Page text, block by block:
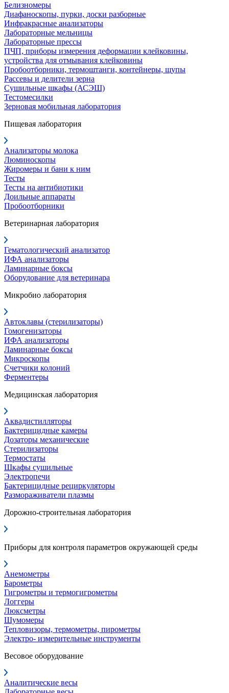
Белизномеры
Диафаноскопы, пурки, доски разборные
Инфракрасные анализаторы
Лабораторные мельницы
Лабораторные прессы
ПЧП, приборы измерения деформации клейковины,
устройства для отмывания клейковины
Пробоотборники, термоштанги, контейнеры, щупы
Рассевы и делители зерна
Сушильные шкафы (АСЭШ)
Тестомесилки
Зерновая мобильная лаборатория
Пищевая лаборатория
Анализаторы молока
Люминоскопы
Жиромеры и бани к ним
Тесты
Тесты на антибиотики
Доильные аппараты
Пробоотборники
Ветеринарная лаборатория
Гематологический анализатор
ИФА анализаторы
Ламинарные боксы
Оборудование для ветеринара
Микробио лаборатория
Автоклавы (стерилизаторы)
Гомогенизаторы
ИФА анализаторы
Ламинарные боксы
Микроскопы
Счетчики колоний
Ферментеры
Медицинская лаборатория
Аквадистилляторы
Бактерицидные камеры
Дозаторы механические
Стерилизаторы
Термостаты
Шкафы сушильные
Электропечи
Бактерицидные рециркуляторы
Размораживатели плазмы
Дорожно-строительная лаборатория
Приборы для контроля параметров окружающей среды
Анемометры
Барометры
Гигрометры и термогигрометры
Логгеры
Люксметры
Шумомеры
Тепловизоры, термометры, пирометры
Электро- измерительные инструменты
Весовое оборудование
Аналитические весы